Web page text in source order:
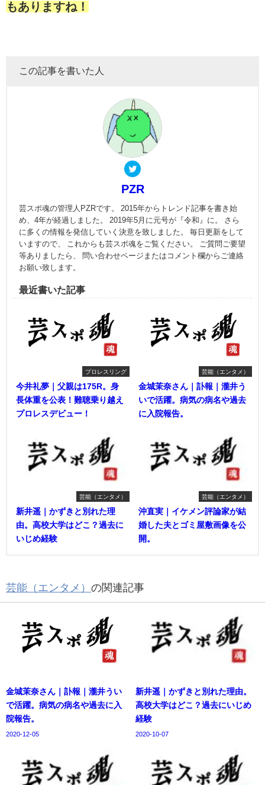
もありますね！
この記事を書いた人
PZR
芸スポ魂の管理人PZRです。 2015年からトレンド記事を書き始
め、4年が経過しました。 2019年5月に元号が『令和』に。 さら
に多くの情報を発信していく決意を致しました。 毎日更新をして
いますので、 これからも芸スポ魂をご覧ください。 ご質問ご要望
等ありましたら、 問い合わせページまたはコメント欄からご連絡
お願い致します。
最近書いた記事
プロレスリング
今井礼夢｜父親は175R。身
長体重を公表！難聴乗り越え
プロレスデビュー！
芸能（エンタメ）
金城茉奈さん｜訃報｜瀧井う
いで活躍。病気の病名や過去
に入院報告。
芸能（エンタメ）
新井遥｜かずきと別れた理
由。高校大学はどこ？過去に
いじめ経験
芸能（エンタメ）
沖直実｜イケメン評論家が結
婚した夫とゴミ屋敷画像を公
開。
芸能（エンタメ） の関連記事
金城茉奈さん｜訃報｜瀧井うい
で活躍。病気の病名や過去に入
院報告。
2020-12-05
新井遥｜かずきと別れた理由。
高校大学はどこ？過去にいじめ
経験
2020-10-07